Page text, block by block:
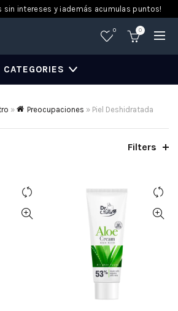
sin intereses y ¡además acumulas puntos!
0 0
CATEGORIES
» Preocupaciones » Piel Deshidratada
Filters